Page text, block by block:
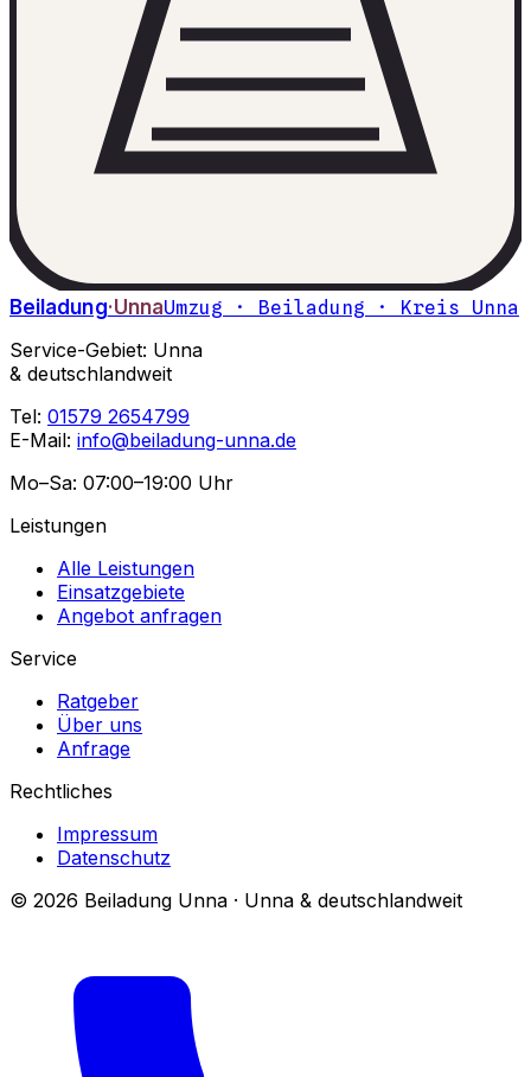
Beiladung·UnnaUmzug · Beiladung · Kreis Unna
Service-Gebiet: Unna
& deutschlandweit
Tel: 01579 2654799
E-Mail: info@beiladung-unna.de
Mo–Sa: 07:00–19:00 Uhr
Leistungen
Alle Leistungen
Einsatzgebiete
Angebot anfragen
Service
Ratgeber
Über uns
Anfrage
Rechtliches
Impressum
Datenschutz
© 2026 Beiladung Unna · Unna & deutschlandweit